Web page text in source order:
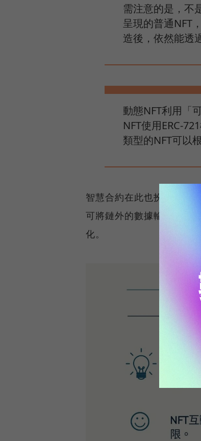
需注意的是，不
呈現的普通NFT
造後，依然能透
動態NFT利用「
NFT使用ERC-
類型的NFT可以
智慧合約在此也扮演重要
可將鏈外的數據輸入到智
化。